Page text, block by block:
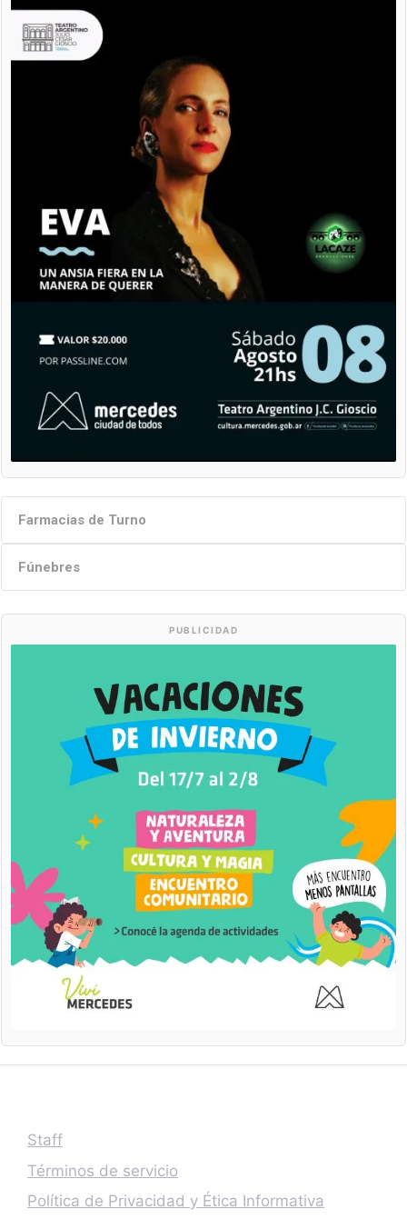
Farmacias de Turno
Fúnebres
PUBLICIDAD
Staff
Términos de servicio
Política de Privacidad y Ética Informativa